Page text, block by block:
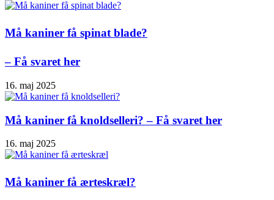
Må kaniner få spinat blade?
– Få svaret her
16. maj 2025
Må kaniner få knoldselleri? – Få svaret her
16. maj 2025
Må kaniner få ærteskræl?